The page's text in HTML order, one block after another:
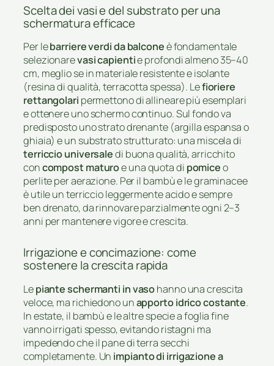
Scelta dei vasi e del substrato per una
schermatura efficace
Per lebarriere verdi da balconeè fondamentale
selezionarevasi capientie profondi almeno 35–40
cm, meglio se in materiale resistente e isolante
(resina di qualità, terracotta spessa). Lefioriere
rettangolari permettono di allineare più esemplari
e ottenere uno schermo continuo. Sul fondo va
predisposto uno strato drenante (argilla espansa o
ghiaia) e un substrato strutturato: una miscela di
terriccio universaledi buona qualità, arricchito
concompost maturoe una quota di pomiceo
perlite per aerazione. Per il bambù e le graminacee
è utile un terriccio leggermente acido e sempre
ben drenato, da rinnovare parzialmente ogni 2–3
anni per mantenere vigore e crescita.
Irrigazione e concimazione: come
sostenere la crescita rapida
Lepiante schermanti in vasohanno una crescita
veloce, ma richiedono unapporto idrico costante.
In estate, il bambù e le altre specie a foglia fine
vanno irrigati spesso, evitando ristagni ma
impedendo che il pane di terra secchi
completamente. Un impianto di irrigazione a